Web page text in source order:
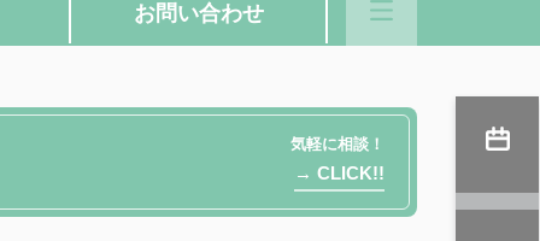
お問い合わせ
気軽に相談！
→ CLICK!!